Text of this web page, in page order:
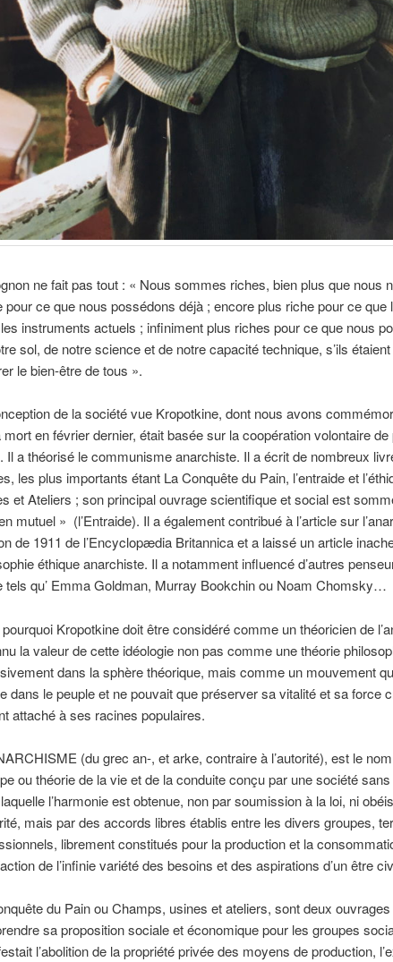
ne fait pas tout : « Nous sommes riches, bien plus que nous
pour ce que nous possédons déjà ; encore plus riche pour ce que
instruments actuels ; infiniment plus riches pour ce que nous
sol, de notre science et de notre capacité technique, s’ils
le bien-être de tous ».
de la société vue Kropotkine, dont nous avons
mort en février dernier, était basée sur la coopération volontaire
Il a théorisé le communisme anarchiste. Il a écrit de nombreux
les plus importants étant La Conquête du Pain, l’entraide et
et Ateliers ; son principal ouvrage scientifique et social est
mutuel » (l’Entraide). Il a également contribué à l’article sur
de 1911 de l’Encyclopædia Britannica et a laissé un article
éthique anarchiste. Il a notamment influencé d’autres
tels qu’ Emma Goldman, Murray Bookchin ou Noam Chomsky…
pourquoi Kropotkine doit être considéré comme un théoricien de
la valeur de cette idéologie non pas comme une théorie
dans la sphère théorique, mais comme un mouvement
dans le peuple et ne pouvait que préserver sa vitalité et sa force
attaché à ses racines populaires.
(du grec an-, et arke, contraire à l’autorité), est le
ou théorie de la vie et de la conduite conçu par une société
l’harmonie est obtenue, non par soumission à la loi, ni
mais par des accords libres établis entre les divers groupes,
librement constitués pour la production et la
de l’infinie variété des besoins et des aspirations d’un être
du Pain ou Champs, usines et ateliers, sont deux
sa proposition sociale et économique pour les groupes
l’abolition de la propriété privée des moyens de production,